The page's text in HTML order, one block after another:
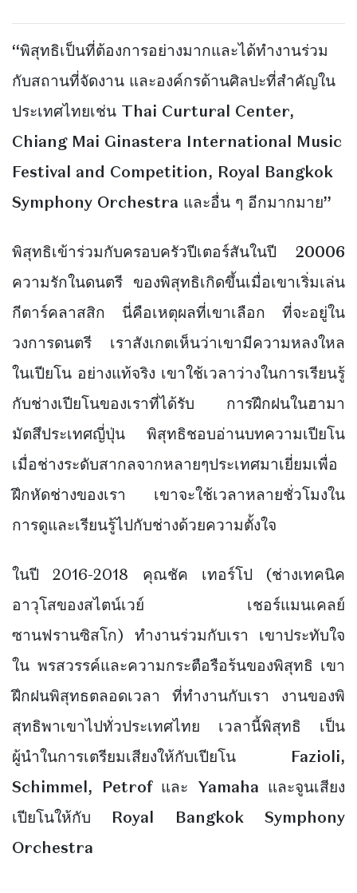
“พิสุทธิเป็นที่ต้องการอย่างมากและได้ทำงานร่วม
กับสถานที่จัดงาน และองค์กรด้านศิลปะที่สำคัญใน
ประเทศไทยเช่น Thai Curtural Center,
Chiang Mai Ginastera International Music
Festival and Competition, Royal Bangkok
Symphony Orchestra และอื่น ๆ อีกมากมาย”
พิสุทธิเข้าร่วมกับครอบครัวปีเตอร์สันในปี 20006
ความรักในดนตรี ของพิสุทธิเกิดขึ้นเมื่อเขาเริ่มเล่น
กีตาร์คลาสสิก นี่คือเหตุผลที่เขาเลือก ที่จะอยู่ใน
วงการดนตรี เราสังเกตเห็นว่าเขามีความหลงใหล
ในเปียโน อย่างแท้จริง เขาใช้เวลาว่างในการเรียนรู้
กับช่างเปียโนของเราที่ได้รับ การฝึกฝนในฮามา
มัตสึประเทศญี่ปุ่น พิสุทธิชอบอ่านบทความเปียโน
เมื่อช่างระดับสากลจากหลายๆประเทศมาเยี่ยมเพื่อ
ฝึกหัดช่างของเรา เขาจะใช้เวลาหลายชั่วโมงใน
การดูและเรียนรู้ไปกับช่างด้วยความตั้งใจ
ในปี 2016-2018 คุณชัค เทอร์โป (ช่างเทคนิค
อาวุโสของสไตน์เวย์ เชอร์แมนเคลย์
ซานฟรานซิสโก) ทำงานร่วมกับเรา เขาประทับใจ
ใน พรสวรรค์และความกระตือรือร้นของพิสุทธิ เขา
ฝึกฝนพิสุทธตลอดเวลา ที่ทำงานกับเรา งานของพิ
สุทธิพาเขาไปทั่วประเทศไทย เวลานี้พิสุทธิ เป็น
ผู้นำในการเตรียมเสียงให้กับเปียโน Fazioli,
Schimmel, Petrof และ Yamaha และจูนเสียง
เปียโนให้กับ Royal Bangkok Symphony
Orchestra